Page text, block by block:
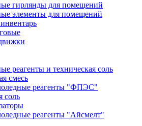
гирлянды для помещений
элементы для помещений
реагенты и техническая соль
смесь
реагенты "ФПЭС"
соль
реагенты "Айсмелт"